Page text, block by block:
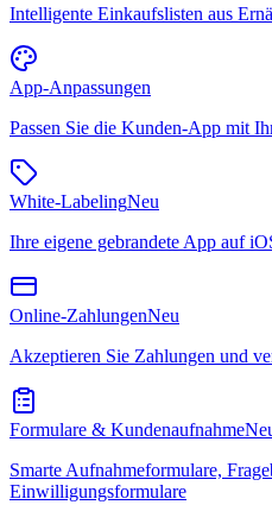
Intelligente Einkaufslisten aus
App-Anpassungen
Passen Sie die Kunden-App mit
White-LabelingNeu
Ihre eigene gebrandete App auf
Online-ZahlungenNeu
Akzeptieren Sie Zahlungen und
Formulare & Kundenaufnahme
Smarte Aufnahmeformulare,
Einwilligungsformulare